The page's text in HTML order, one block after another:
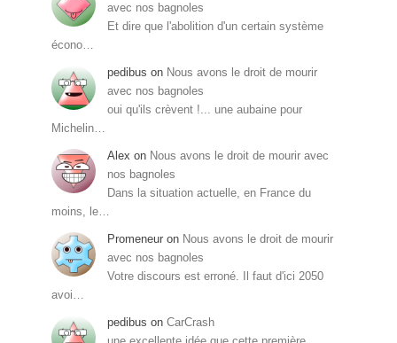
avec nos bagnoles
Et dire que l'abolition d'un certain système
écono…
pedibus on Nous avons le droit de mourir
avec nos bagnoles
oui qu'ils crèvent !... une aubaine pour
Michelin…
Alex on Nous avons le droit de mourir avec
nos bagnoles
Dans la situation actuelle, en France du
moins, le…
Promeneur on Nous avons le droit de mourir
avec nos bagnoles
Votre discours est erroné. Il faut d'ici 2050
avoi…
pedibus on CarCrash